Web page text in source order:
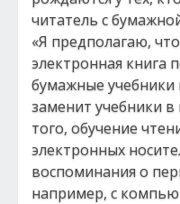
читатель с
«Я предполагаю,
электронная книга
бумажные учебники
заменит учебники
того, обучение
электронных
воспоминания о
например, с